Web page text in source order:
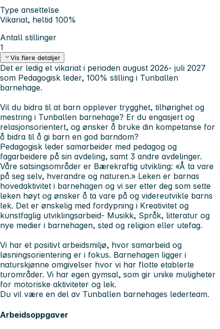
Type ansettelse
Vikariat, heltid 100%
Antall stillinger
1
Vis flere detaljer
Det er ledig et vikariat i perioden august 2026- juli 2027
som Pedagogisk leder, 100% stilling i Tunballen
barnehage.
Vil du bidra til at barn opplever trygghet, tilhørighet og
mestring i Tunballen barnehage? Er du engasjert og
relasjonsorientert, og ønsker å bruke din kompetanse for
å bidra til å gi barn en god barndom?
Pedagogisk leder samarbeider med pedagog og
fagarbeidere på sin avdeling, samt 3 andre avdelinger.
Våre satsingsområder er Bærekraftig utvikling: «Å ta vare
på seg selv, hverandre og naturen.» Leken er barnas
hovedaktivitet i barnehagen og vi ser etter deg som sette
leken høyt og ønsker å ta vare på og videreutvikle barns
lek. Det er ønskelig med fordypning i Kreativitet og
kunstfaglig utviklingsarbeid- Musikk, Språk, litteratur og
nye medier i barnehagen, sted og religion eller utefag.
Vi har et positivt arbeidsmiljø, hvor samarbeid og
løsningsorientering er i fokus. Barnehagen ligger i
naturskjønne omgivelser hvor vi har flotte etablerte
turområder. Vi har egen gymsal, som gir unike muligheter
for motoriske aktiviteter og lek.
Du vil være en del av Tunballen barnehages lederteam.
Arbeidsoppgaver